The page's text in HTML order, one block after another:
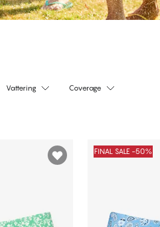
Vattering Coverage
FINAL SALE -50%